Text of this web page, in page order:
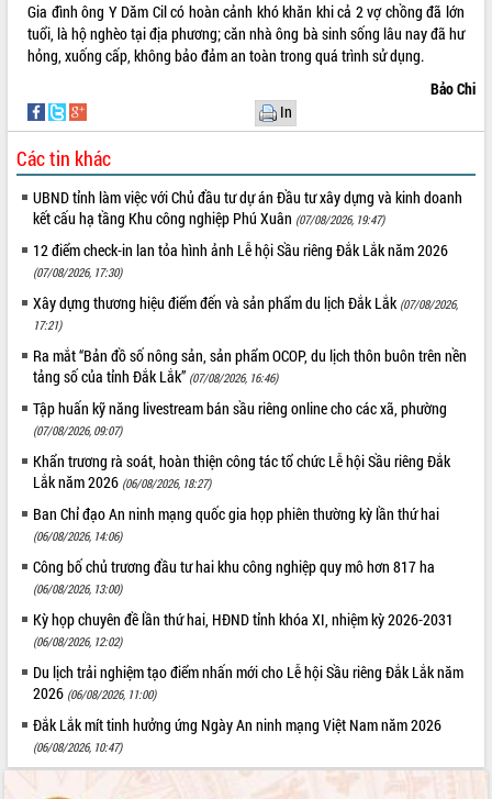
LIÊN KẾT WEB
THỐNG KÊ TRUY CẬP
Hôm nay: 7323
Tất cả: 66052646
Gia đình ông Y Dăm Cil có hoàn cảnh khó khăn khi cả 2 vợ chồng đã lớn
tuổi, là hộ nghèo tại địa phương; căn nhà ông bà sinh sống lâu nay đã hư
hỏng, xuống cấp, không bảo đảm an toàn trong quá trình sử dụng.
Bảo Chi
In
Các tin khác
UBND tỉnh làm việc với Chủ đầu tư dự án Đầu tư xây dựng và kinh doanh
kết cấu hạ tầng Khu công nghiệp Phú Xuân (07/08/2026, 19:47)
12 điểm check-in lan tỏa hình ảnh Lễ hội Sầu riêng Đắk Lắk năm 2026
(07/08/2026, 17:30)
Xây dựng thương hiệu điểm đến và sản phẩm du lịch Đắk Lắk (07/08/2026,
17:21)
Ra mắt “Bản đồ số nông sản, sản phẩm OCOP, du lịch thôn buôn trên nền
tảng số của tỉnh Đắk Lắk” (07/08/2026, 16:46)
Tập huấn kỹ năng livestream bán sầu riêng online cho các xã, phường
(07/08/2026, 09:07)
Khẩn trương rà soát, hoàn thiện công tác tổ chức Lễ hội Sầu riêng Đắk
Lắk năm 2026 (06/08/2026, 18:27)
Ban Chỉ đạo An ninh mạng quốc gia họp phiên thường kỳ lần thứ hai
(06/08/2026, 14:06)
Công bố chủ trương đầu tư hai khu công nghiệp quy mô hơn 817 ha
(06/08/2026, 13:00)
Kỳ họp chuyên đề lần thứ hai, HĐND tỉnh khóa XI, nhiệm kỳ 2026-2031
(06/08/2026, 12:02)
Du lịch trải nghiệm tạo điểm nhấn mới cho Lễ hội Sầu riêng Đắk Lắk năm
2026 (06/08/2026, 11:00)
Đắk Lắk mít tinh hưởng ứng Ngày An ninh mạng Việt Nam năm 2026
(06/08/2026, 10:47)